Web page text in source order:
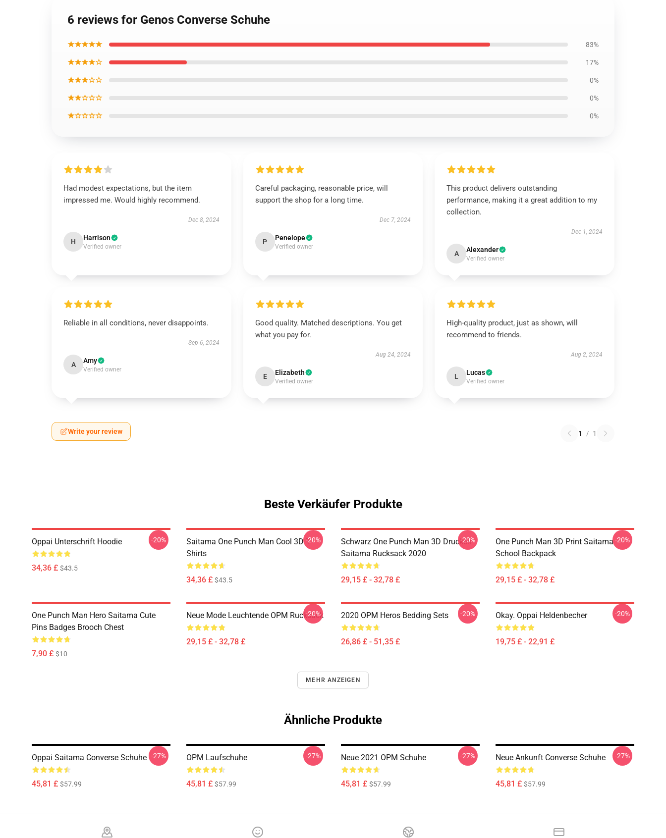
6 reviews for Genos Converse Schuhe
★★★★★ 83%
★★★★☆ 17%
★★★☆☆ 0%
★★☆☆☆ 0%
★☆☆☆☆ 0%
Had modest expectations, but the item
impressed me. Would highly recommend.
Dec 8, 2024
H Harrison
Verified owner
Careful packaging, reasonable price, will
support the shop for a long time.
Dec 7, 2024
P Penelope
Verified owner
This product delivers outstanding
performance, making it a great addition to my
collection.
Dec 1, 2024
A Alexander
Verified owner
Reliable in all conditions, never disappoints.
Sep 6, 2024
A Amy
Verified owner
Good quality. Matched descriptions. You get
what you pay for.
Aug 24, 2024
E Elizabeth
Verified owner
High-quality product, just as shown, will
recommend to friends.
Aug 2, 2024
L Lucas
Verified owner
Write your review 1 / 1
Beste Verkäufer Produkte
Oppai Unterschrift Hoodie
34,36 £ $43.5
-20%
Saitama One Punch Man Cool 3D T-
Shirts
34,36 £ $43.5
-20%
Schwarz One Punch Man 3D Drucken
Saitama Rucksack 2020
29,15 £ - 32,78 £
-20%
One Punch Man 3D Print Saitama
School Backpack
29,15 £ - 32,78 £
-20%
One Punch Man Hero Saitama Cute
Pins Badges Brooch Chest
7,90 £ $10
Neue Mode Leuchtende OPM Rucksack
29,15 £ - 32,78 £
-20% 2020 OPM Heros Bedding Sets
26,86 £ - 51,35 £
-20% Okay. Oppai Heldenbecher
19,75 £ - 22,91 £
-20%
MEHR ANZEIGEN
Ähnliche Produkte
Oppai Saitama Converse Schuhe
45,81 £ $57.99
-27% OPM Laufschuhe
45,81 £ $57.99
-27% Neue 2021 OPM Schuhe
45,81 £ $57.99
-27% Neue Ankunft Converse Schuhe
45,81 £ $57.99
-27%